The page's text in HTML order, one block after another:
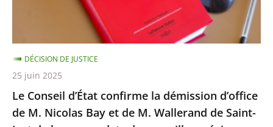
Nicolas
Bay
et
de
M.
Le Conseil d’État confirme la démission d’office
de M. Nicolas Bay et de M. Wallerand de Saint-
DÉCISION DE JUSTICE
25 juin 2025